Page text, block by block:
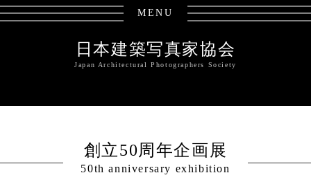
MENU
日本建築写真家協会
Japan Architectural Photographers Society
創立50周年企画展
50th anniversary exhibition